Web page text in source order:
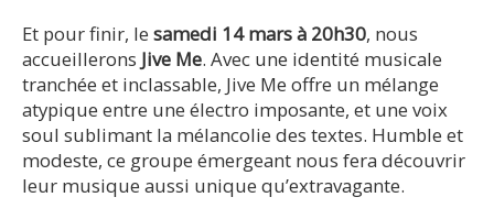
Et pour finir, le samedi 14 mars à 20h30, nous
accueillerons Jive Me. Avec une identité musicale
tranchée et inclassable, Jive Me offre un mélange
atypique entre une électro imposante, et une voix
soul sublimant la mélancolie des textes. Humble et
modeste, ce groupe émergeant nous fera découvrir
leur musique aussi unique qu’extravagante.